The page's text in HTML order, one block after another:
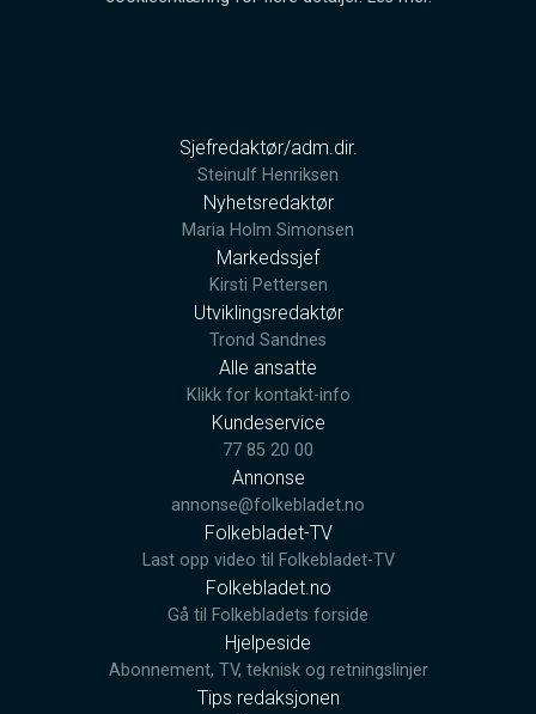
Sjefredaktør/adm.dir.
Steinulf Henriksen
Nyhetsredaktør
Maria Holm Simonsen
Markedssjef
Kirsti Pettersen
Utviklingsredaktør
Trond Sandnes
Alle ansatte
Klikk for kontakt-info
Kundeservice
77 85 20 00
Annonse
annonse@folkebladet.no
Folkebladet-TV
Last opp video til Folkebladet-TV
Folkebladet.no
Gå til Folkebladets forside
Hjelpeside
Abonnement, TV, teknisk og retningslinjer
Tips redaksjonen